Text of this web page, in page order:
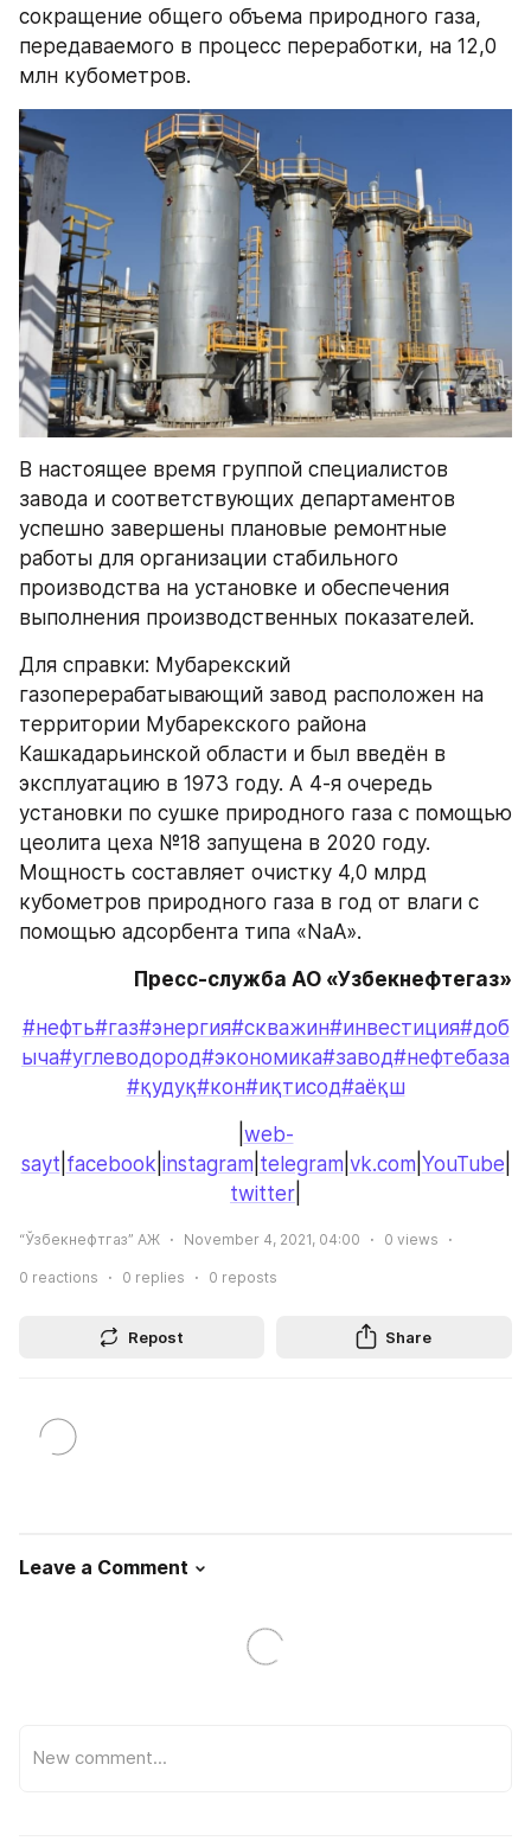
сокращение общего объема природного газа,
передаваемого в процесс переработки, на 12,0
млн кубометров.
В настоящее время группой специалистов
завода и соответствующих департаментов
успешно завершены плановые ремонтные
работы для организации стабильного
производства на установке и обеспечения
выполнения производственных показателей.
Для справки: Мубарекский
газоперерабатывающий завод расположен на
территории Мубарекского района
Кашкадарьинской области и был введён в
эксплуатацию в 1973 году. А 4-я очередь
установки по сушке природного газа с помощью
цеолита цеха №18 запущена в 2020 году.
Мощность составляет очистку 4,0 млрд
кубометров природного газа в год от влаги с
помощью адсорбента типа «NaA».
Пресс-служба АО «Узбекнефтегаз»
#нефть#газ#энергия#скважин#инвестиция#доб
ыча#углеводород#экономика#завод#нефтебаза
#қудуқ#кон#иқтисод#аёқш
web-
sayt facebook instagram telegram vk.com YouTube
twitter
“Ўзбекнефтгаз” АЖ November 4, 2021, 04:00 0 views
0 reactions 0 replies 0 reposts
Repost Share
Leave a Comment